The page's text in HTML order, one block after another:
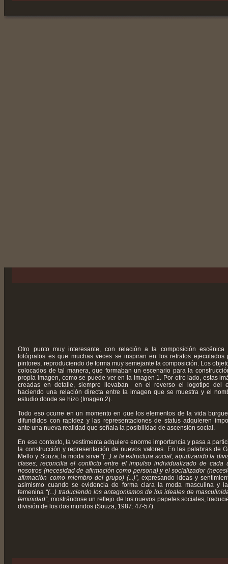
Otro punto muy interesante, con relación a la composición
fotógrafos es que muchas veces se inspiran en los retratos ejecutados
pintores, reproduciendo de forma muy semejante la composición. Los
colocados de tal manera, que formaban un escenario para la
propia imagen, como se puede ver en la imagen 1. Por otro lado, estas
creadas en detalle, siempre llevaban en el reverso el logotipo del
haciendo una relación directa entre la imagen que se muestra y el
estudio donde se hizo (Imagen 2).
Todo eso ocurre en un momento en que los elementos de la vida
difundidos con rapidez y las representaciones de status adquieren
ante una nueva realidad que señala la posibilidad de ascensión social.
En ese contexto, la vestimenta adquiere enorme importancia y pasa a
la construcción y representación de nuevos valores. En las palabras de
Mello y Souza, la moda sirve “(...) a la estructura social, agudizando la
clases, reconcilia el conflicto entre el impulso individualizado de cada
nosotros (necesidad de afirmación como persona) y el socializador
afirmación como miembro del grupo) (...)”, expresando ideas y
asimismo cuando se evidencia de forma clara la moda masculina y
femenina “(...) traduciendo los antagonismos de los ideales de
feminidad”, mostrándose un reflejo de los nuevos papeles sociales,
división de los dos mundos (Souza, 1987: 47-57).